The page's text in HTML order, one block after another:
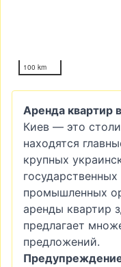
100 km
Аренда квартир
Киев — это
находятся
крупных
промышленных
аренды квартир
предлагает
предложений.